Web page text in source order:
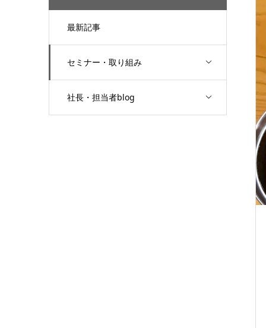
最新記事
セミナー・取り組み
社長・担当者blog